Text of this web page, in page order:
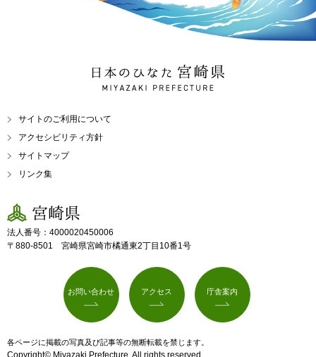
日本のひなた 宮崎県
MIYAZAKI PREFECTURE
サイトのご利用について
アクセシビリティ方針
サイトマップ
リンク集
宮崎県
法人番号：4000020450006
〒880-8501 宮崎県宮崎市橘通東2丁目10番1号
お問い合わせ アクセス 庁舎案内
各ページに掲載の写真及び記事等の無断転載を禁じます。
Copyright© Miyazaki Prefecture. All rights reserved.